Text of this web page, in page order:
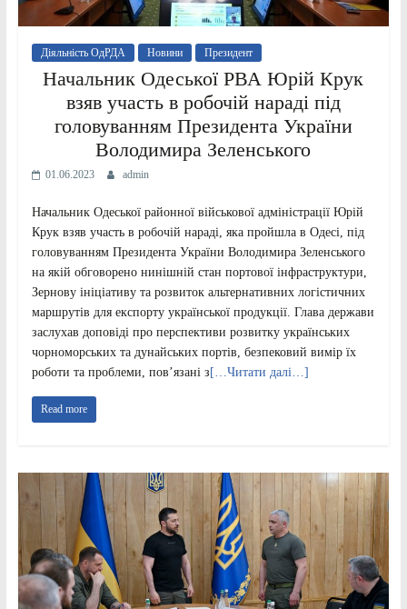
Діяльність ОдРДА Новини Президент
Начальник Одеської РВА Юрій Крук
взяв участь в робочій нараді під
головуванням Президента України
Володимира Зеленського
01.06.2023 admin
Начальник Одеської районної військової адміністрації Юрій
Крук взяв участь в робочій нараді, яка пройшла в Одесі, під
головуванням Президента України Володимира Зеленського
на якій обговорено нинішній стан портової інфраструктури,
Зернову ініціативу та розвиток альтернативних логістичних
маршрутів для експорту української продукції. Глава держави
заслухав доповіді про перспективи розвитку українських
чорноморських та дунайських портів, безпековий вимір їх
роботи та проблеми, пов’язані з […Читати далі…]
Read more